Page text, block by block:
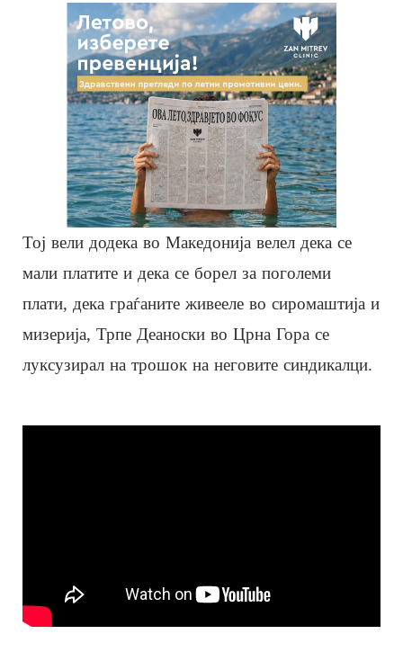
Тој вели додека во Македонија велел дека се
мали платите и дека се борел за поголеми
плати, дека граѓаните живееле во сиромаштија и
мизерија, Трпе Деаноски во Црна Гора се
луксузирал на трошок на неговите синдикалци.